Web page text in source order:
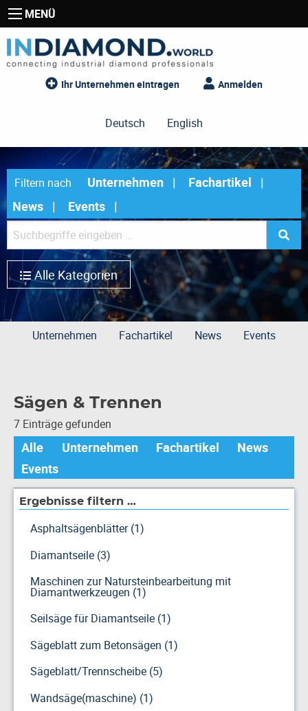
MENÜ
Ihr Unternehmen eintragen Anmelden
Deutsch English
Filtern nach Unternehmen
Fachartikel
News
Events
Alle Kategorien
Unternehmen Fachartikel News Events
Sägen & Trennen
7 Einträge gefunden
Alle Unternehmen Fachartikel
News
Events
Ergebnisse filtern …
Asphaltsägenblätter (1)
Diamantseile (3)
Maschinen zur Natursteinbearbeitung mit
Diamantwerkzeugen (1)
Seilsäge für Diamantseile (1)
Sägeblatt zum Betonsägen (1)
Sägeblatt/Trennscheibe (5)
Wandsäge(maschine) (1)